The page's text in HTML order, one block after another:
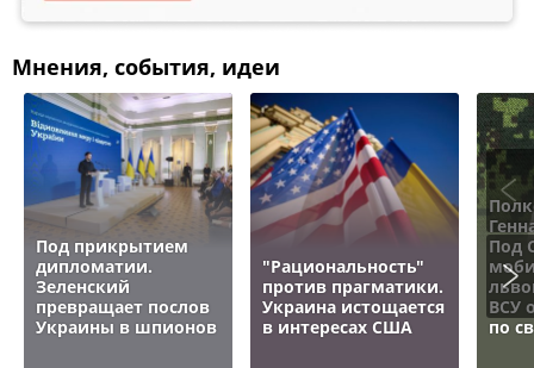
Мнения, события, идеи
Под прикрытием
дипломатии.
Зеленский
превращает послов
Украины в шпионов
"Рациональность"
против прагматики.
Украина истощается
в интересах США
Под
ВСУ
по